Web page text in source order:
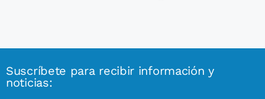
Suscríbete para recibir información y
noticias: